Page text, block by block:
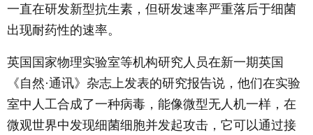
一直在研发新型抗生素，但研发速率严重落后于细菌
出现耐药性的速率。
英国国家物理实验室等机构研究人员在新一期英国
《自然·通讯》杂志上发表的研究报告说，他们在实验
室中人工合成了一种病毒，能像微型无人机一样，在
微观世界中发现细菌细胞并发起攻击，它可以通过接